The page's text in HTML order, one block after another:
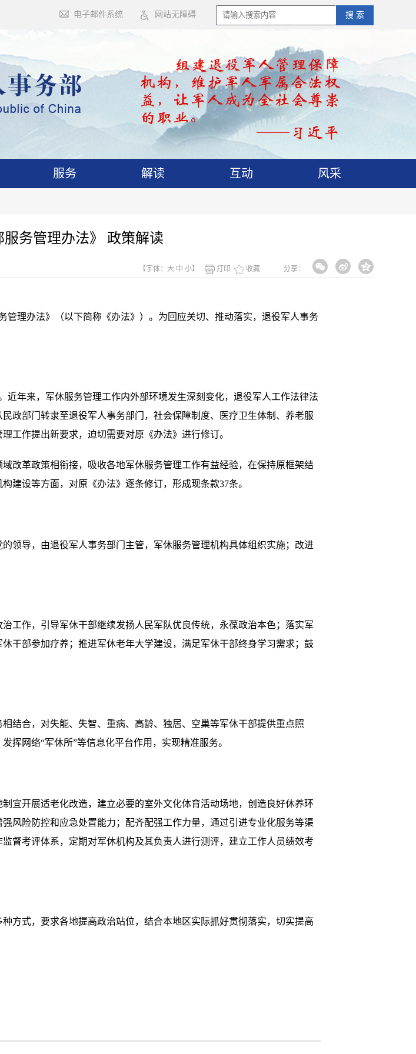
搜 索
电子邮件系统 网站无障碍
服务 解读 互动 风采
服务管理办法》 政策解读
分享：
【字体： 大 中 小】 打印 收藏
理办法》（以下简称《办法》）。为回应关切、推动落实，退役军人事务
年来，军休服务管理工作内外部环境发生深刻变化，退役军人工作法律法
政部门转隶至退役军人事务部门，社会保障制度、医疗卫生体制、养老服
工作提出新要求，迫切需要对原《办法》进行修订。
革政策相衔接，吸收各地军休服务管理工作有益经验，在保持原框架结
建设等方面，对原《办法》逐条修订，形成现条款37条。
导，由退役军人事务部门主管，军休服务管理机构具体组织实施；改进
作，引导军休干部继续发扬人民军队优良传统，永葆政治本色；落实军
干部参加疗养；推进军休老年大学建设，满足军休干部终身学习需求；鼓
合，对失能、失智、重病、高龄、独居、空巢等军休干部提供重点照
挥网络“军休所”等信息化平台作用，实现精准服务。
开展适老化改造，建立必要的室外文化体育活动场地，创造良好休养环
风险防控和应急处置能力；配齐配强工作力量，通过引进专业化服务等渠
督考评体系，定期对军休机构及其负责人进行测评，建立工作人员绩效考
式，要求各地提高政治站位，结合本地区实际抓好贯彻落实，切实提高